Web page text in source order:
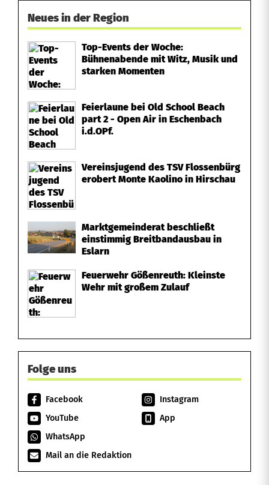
Neues in der Region
Top-Events der Woche:
Bühnenabende mit Witz, Musik und
starken Momenten
Feierlaune bei Old School Beach
part 2 - Open Air in Eschenbach
i.d.OPf.
Vereinsjugend des TSV Flossenbürg
erobert Monte Kaolino in Hirschau
Marktgemeinderat beschließt
einstimmig Breitbandausbau in
Eslarn
Feuerwehr Gößenreuth: Kleinste
Wehr mit großem Zulauf
Folge uns
Facebook
Instagram
YouTube
App
WhatsApp
Mail an die Redaktion